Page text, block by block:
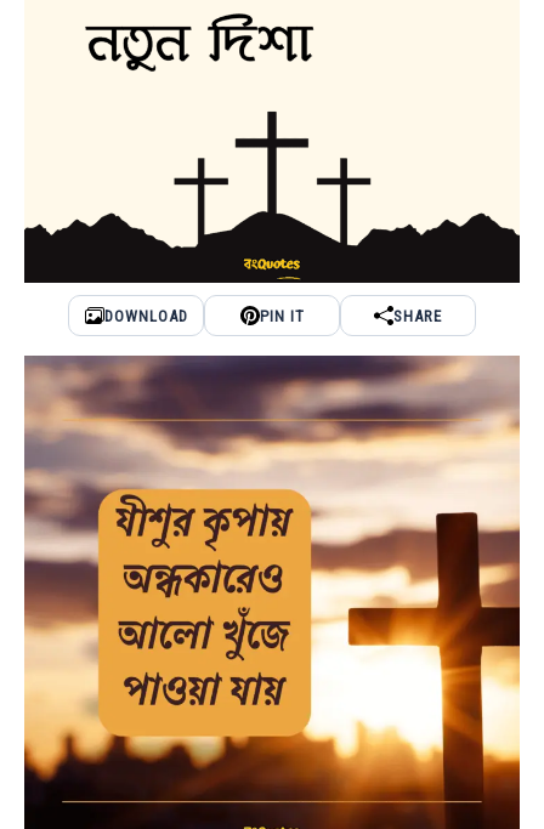
DOWNLOAD PIN IT SHARE